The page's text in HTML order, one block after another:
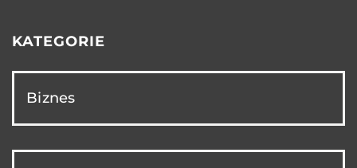
KATEGORIE
Biznes